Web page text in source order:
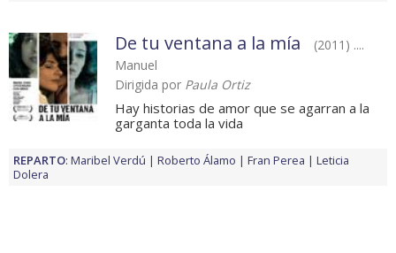
De tu ventana a la mía
(2011) ....
Manuel
Dirigida por Paula Ortiz
Hay historias de amor que se agarran a la
garganta toda la vida
REPARTO: Maribel Verdú Roberto Álamo Fran Perea
Leticia
Dolera